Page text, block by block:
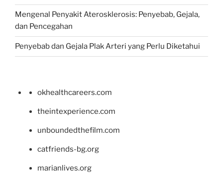
Mengenal Penyakit Aterosklerosis: Penyebab, Gejala,
dan Pencegahan
Penyebab dan Gejala Plak Arteri yang Perlu Diketahui
okhealthcareers.com
theintexperience.com
unboundedthefilm.com
catfriends-bg.org
marianlives.org